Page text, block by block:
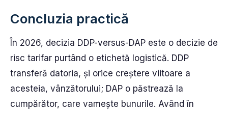
Concluzia practică
În 2026, decizia DDP-versus-DAP este o decizie de
risc tarifar purtând o etichetă logistică. DDP
transferă datoria, și orice creștere viitoare a
acesteia, vânzătorului; DAP o păstrează la
cumpărător, care vamește bunurile. Având în